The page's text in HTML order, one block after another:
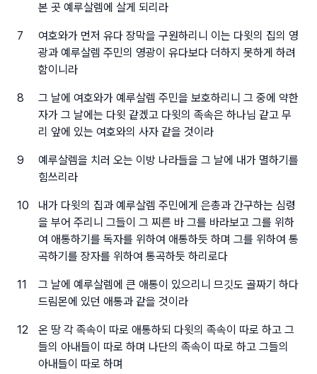
본 곳 예루살렘에 살게 되리라
7
여호와가 먼저 유다 장막을 구원하리니 이는 다윗의 집의 영
광과 예루살렘 주민의 영광이 유다보다 더하지 못하게 하려
함이니라
8
그 날에 여호와가 예루살렘 주민을 보호하리니 그 중에 약한
자가 그 날에는 다윗 같겠고 다윗의 족속은 하나님 같고 무
리 앞에 있는 여호와의 사자 같을 것이라
9
예루살렘을 치러 오는 이방 나라들을 그 날에 내가 멸하기를
힘쓰리라
10
내가 다윗의 집과 예루살렘 주민에게 은총과 간구하는 심령
을 부어 주리니 그들이 그 찌른 바 그를 바라보고 그를 위하
여 애통하기를 독자를 위하여 애통하듯 하며 그를 위하여 통
곡하기를 장자를 위하여 통곡하듯 하리로다
11
그 날에 예루살렘에 큰 애통이 있으리니 므깃도 골짜기 하다
드림몬에 있던 애통과 같을 것이라
12
온 땅 각 족속이 따로 애통하되 다윗의 족속이 따로 하고 그
들의 아내들이 따로 하며 나단의 족속이 따로 하고 그들의
아내들이 따로 하며